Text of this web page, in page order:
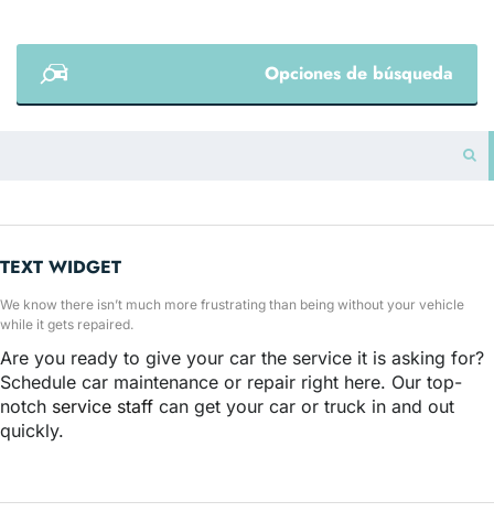
Opciones de búsqueda
TEXT WIDGET
We know there isn’t much more frustrating than being without your vehicle
while it gets repaired.
Are you ready to give your car the service it is asking for?
Schedule car maintenance or repair right here. Our top-
notch service staff can get your car or truck in and out
quickly.